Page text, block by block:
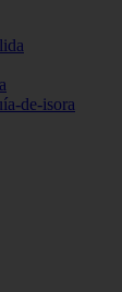
de-isora